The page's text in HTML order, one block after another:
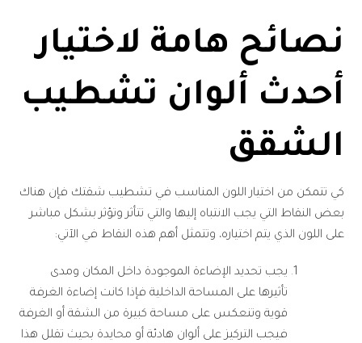
نصائح هامة لاختيار
أحدث ألوان تشطيب
الشقق
كي تتمكن من اختيار اللون المناسب في تشطيب شقتك فإن هناك
بعض النقاط التي يجب الانتباه إليها والتي تتأثر وتؤثر بشكل مباشر
على اللون الذي يتم اختياره، وتتمثل أهم هذه النقاط في الآتي:
يجب تحديد الإضاءة الموجودة داخل المكان ومدى
تأثيرها على المساحة الداخلية فإذا كانت إضاءة الغرفة
قوية وتنعكس على مساحة كبيرة من الشقة أو الغرفة
فيجب التركيز على ألوان هادئة أو محايدة بحيث تقلل هذا